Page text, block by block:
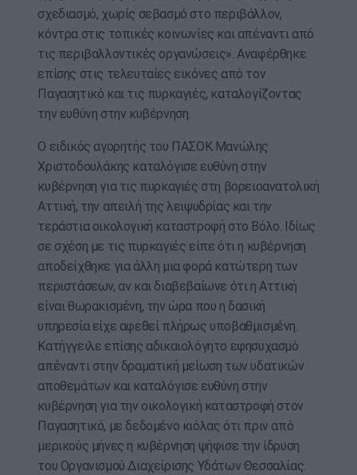
σχεδιασμό, χωρίς σεβασμό στο περιβάλλον,
κόντρα στις τοπικές κοινωνίες και απέναντι από
τις περιβαλλοντικές οργανώσεις». Αναφέρθηκε
επίσης στις τελευταίες εικόνες από τον
Παγασητικό και τις πυρκαγιές, καταλογίζοντας
την ευθύνη στην κυβέρνηση.
Ο ειδικός αγορητής του ΠΑΣΟΚ Μανώλης
Χριστοδουλάκης καταλόγισε ευθύνη στην
κυβέρνηση για τις πυρκαγιές στη βορειοανατολική
Αττική, την απειλή της λειψυδρίας και την
τεράστια οικολογική καταστροφή στο Βόλο. Ιδίως
σε σχέση με τις πυρκαγιές είπε ότι η κυβέρνηση
αποδείχθηκε για άλλη μια φορά κατώτερη των
περιστάσεων, αν και διαβεβαίωνε ότι η Αττική
είναι θωρακισμένη, την ώρα που η δασική
υπηρεσία είχε αφεθεί πλήρως υποβαθμισμένη.
Κατήγγειλε επίσης αδικαιολόγητο εφησυχασμό
απέναντι στην δραματική μείωση των υδατικών
αποθεμάτων και καταλόγισε ευθύνη στην
κυβέρνηση για την οικολογική καταστροφή στον
Παγασητικό, με δεδομένο κιόλας ότι πριν από
μερικούς μήνες η κυβέρνηση ψήφισε την ίδρυση
του Οργανισμού Διαχείρισης Υδάτων Θεσσαλίας.